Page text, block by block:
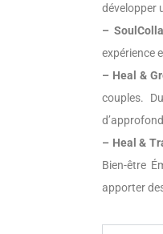
développer
–
expérience
– Heal &
couples.
– Heal &
Bien-être
apporter